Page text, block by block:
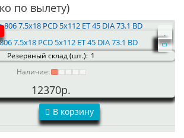
по вылету)
7.5x18 PCD 5x112 ET 45 DIA 73.1 BD
Резервный склад (шт.): 1
Наличие:
12370р.
В корзину